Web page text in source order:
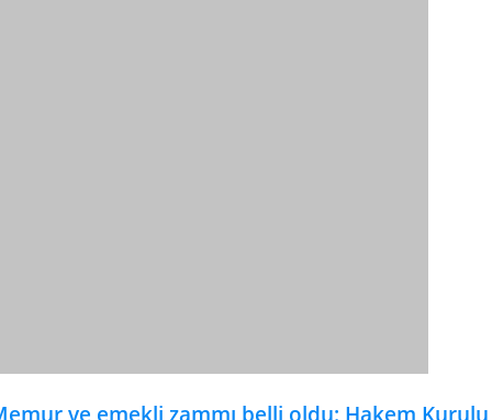
ve emekli zammı belli oldu: Hakem Kurulu